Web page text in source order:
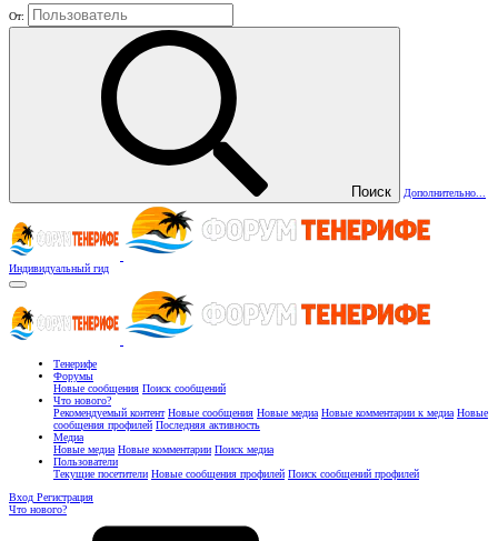
От:
Поиск Дополнительно...
Индивидуальный гид
Тенерифе
Форумы
Новые сообщения Поиск сообщений
Что нового?
Рекомендуемый контент Новые сообщения Новые медиа Новые комментарии к медиа Новые
сообщения профилей Последняя активность
Медиа
Новые медиа Новые комментарии Поиск медиа
Пользователи
Текущие посетители Новые сообщения профилей Поиск сообщений профилей
Вход Регистрация
Что нового?